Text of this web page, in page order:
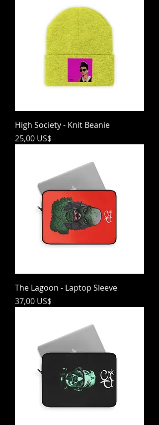
High Society - Knit Beanie
Precio
25,00 US$
The Lagoon - Laptop Sleeve
Precio
37,00 US$